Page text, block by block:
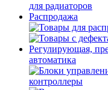
для радиаторов
Распродажа
Регулирующая,
автоматика
контроллеры